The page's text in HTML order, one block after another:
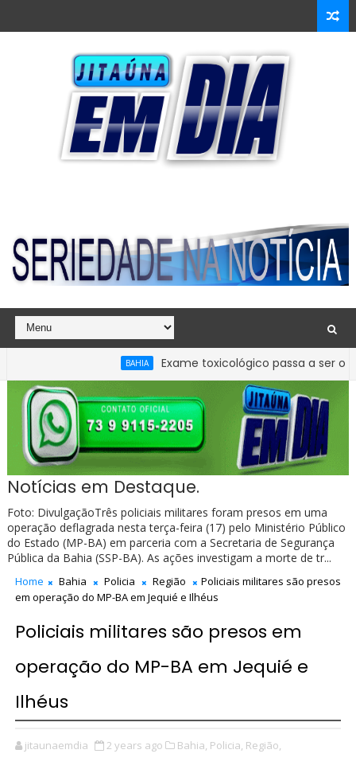
Exame toxicológico passa a ser
apurar quadro de pessoal da Câmara de Ibirataia
Notícias em Destaque.
Foto: DivulgaçãoTrês policiais militares foram presos em uma
operação deflagrada nesta terça-feira (17) pelo Ministério Público
do Estado (MP-BA) em parceria com a Secretaria de Segurança
Pública da Bahia (SSP-BA). As ações investigam a morte de tr...
Home Bahia Policia Região
Policiais militares são presos
em operação do MP-BA em Jequié e Ilhéus
Policiais militares são presos em
operação do MP-BA em Jequié e
Ilhéus
jitaunaemdia 2 years ago Bahia, Policia, Região,